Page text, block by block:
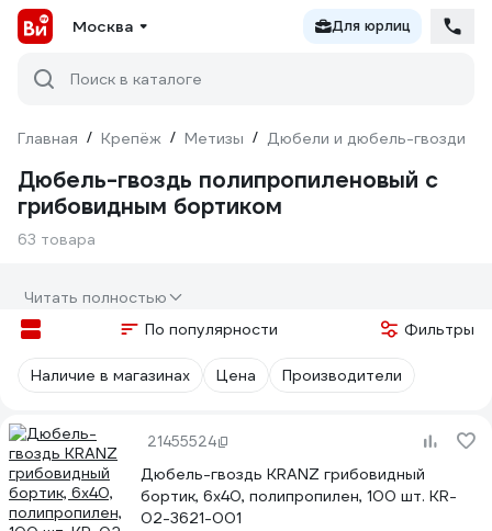
Москва Для юрлиц
Поиск в каталоге
Главная / Крепёж / Метизы / Дюбели и дюбель-гвозди
Дюбель-гвоздь полипропиленовый с
грибовидным бортиком
63 товара
Читать полностью
По популярности
Фильтры
Наличие в магазинах Цена Производители
21455524
Дюбель-гвоздь KRANZ грибовидный
бортик, 6x40, полипропилен, 100 шт. KR-
02-3621-001